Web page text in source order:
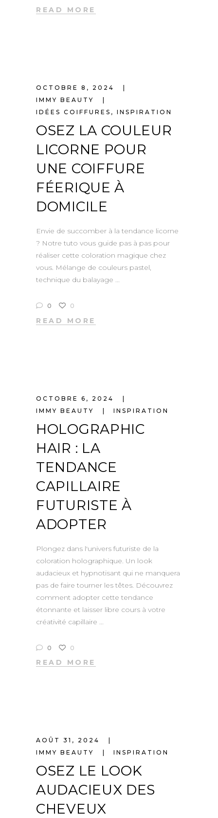
READ MORE
OCTOBRE 8, 2024
IMMY BEAUTY
IDÉES COIFFURES , INSPIRATION
OSEZ LA COULEUR
LICORNE POUR
UNE COIFFURE
FÉERIQUE À
DOMICILE
Envie de succomber à la tendance licorne
? Notre tuto vous guide pas à pas pour
réaliser cette coloration magique chez
vous. Mélange de couleurs pastel,
technique du balayage
0 0
READ MORE
OCTOBRE 6, 2024
IMMY BEAUTY
INSPIRATION
HOLOGRAPHIC
HAIR : LA
TENDANCE
CAPILLAIRE
FUTURISTE À
ADOPTER
Plongez dans l'univers futuriste de la
coloration holographique. Un look
audacieux et hypnotisant qui ne manquera
pas de faire tourner les têtes. Découvrez
comment adopter cette tendance
étonnante et laisser libre cours à votre
créativité capillaire
0 0
READ MORE
AOÛT 31, 2024
IMMY BEAUTY
INSPIRATION
OSEZ LE LOOK
AUDACIEUX DES
CHEVEUX